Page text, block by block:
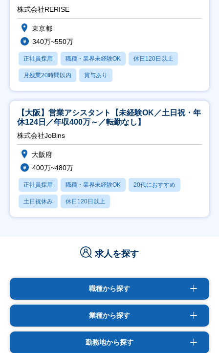
株式会社RERISE
東京都
340万~550万
正社員採用 職種・業界未経験OK 休日120日以上
月残業20時間以内 賞与あり
【大阪】営業アシスタント【未経験OK／土日祝・年
休124日／年収400万～／転勤なし】
株式会社JoBins
大阪府
400万~480万
正社員採用 職種・業界未経験OK 20代におすすめ
土日祝休み 休日120日以上
求人を探す
職種から探す
業種から探す
勤務地から探す